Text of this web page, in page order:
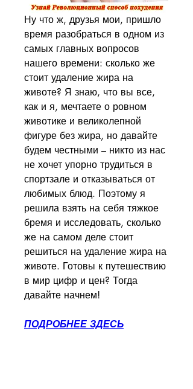
Ну что ж, друзья мои, пришло
время разобраться в одном из
самых главных вопросов
нашего времени: сколько же
стоит удаление жира на
животе? Я знаю, что вы все,
как и я, мечтаете о ровном
животике и великолепной
фигуре без жира, но давайте
будем честными – никто из нас
не хочет упорно трудиться в
спортзале и отказываться от
любимых блюд. Поэтому я
решила взять на себя тяжкое
бремя и исследовать, сколько
же на самом деле стоит
решиться на удаление жира на
животе. Готовы к путешествию
в мир цифр и цен? Тогда
давайте начнем!
ПОДРОБНЕЕ ЗДЕСЬ